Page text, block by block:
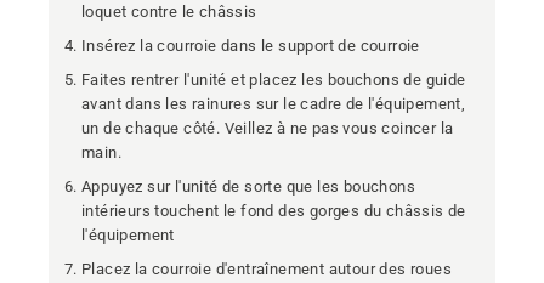
loquet contre le châssis
Insérez la courroie dans le support de courroie
Faites rentrer l'unité et placez les bouchons de guide
avant dans les rainures sur le cadre de l'équipement,
un de chaque côté. Veillez à ne pas vous coincer la
main.
Appuyez sur l'unité de sorte que les bouchons
intérieurs touchent le fond des gorges du châssis de
l'équipement
Placez la courroie d'entraînement autour des roues